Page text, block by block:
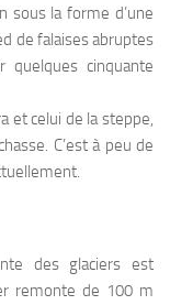
sous la forme d’une
de falaises abruptes
cinquante
et celui de la steppe,
C’est à peu de
des glaciers est
remonte de 100 m